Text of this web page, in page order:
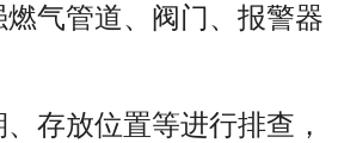
气管道、阀门、报警器
存放位置等进行排查，